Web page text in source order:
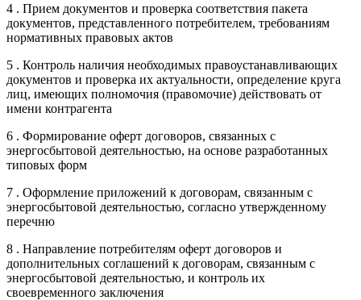
4 . Прием документов и проверка соответствия пакета
документов, представленного потребителем, требованиям
нормативных правовых актов
5 . Контроль наличия необходимых правоустанавливающих
документов и проверка их актуальности, определение круга
лиц, имеющих полномочия (правомочие) действовать от
имени контрагента
6 . Формирование оферт договоров, связанных с
энергосбытовой деятельностью, на основе разработанных
типовых форм
7 . Оформление приложений к договорам, связанным с
энергосбытовой деятельностью, согласно утвержденному
перечню
8 . Направление потребителям оферт договоров и
дополнительных соглашений к договорам, связанным с
энергосбытовой деятельностью, и контроль их
своевременного заключения